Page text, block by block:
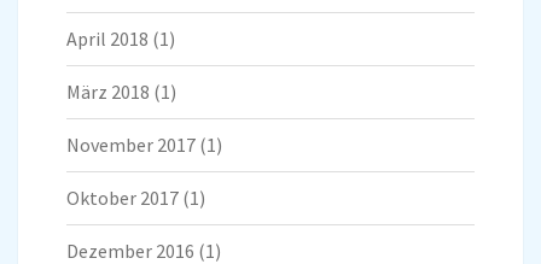
April 2018 (1)
März 2018 (1)
November 2017 (1)
Oktober 2017 (1)
Dezember 2016 (1)